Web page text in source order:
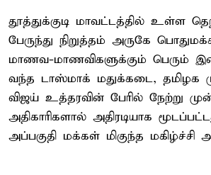
தூத்துக்குடி மாவட்டத்தில் உள்ள
பேருந்து நிறுத்தம் அருகே
மாணவ-மாணவிகளுக்கும் பெரும்
வந்த டாஸ்மாக் மதுக்கடை, தமிழக
விஜய் உத்தரவின் பேரில் நேற்று
அதிகாரிகளால் அதிரடியாக
அப்பகுதி மக்கள் மிகுந்த